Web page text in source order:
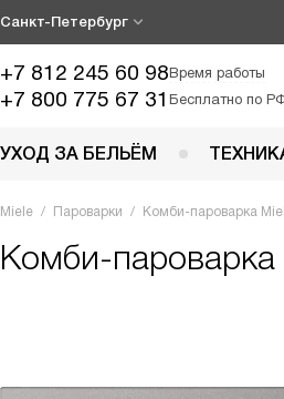
Санкт-Петербург
+7 812 245 60 98Время работы
+7 800 775 67 31 Бесплатно по
УХОД ЗА БЕЛЬЁМ
Miele Пароварки Комби-пароварка
Комби-пароварка